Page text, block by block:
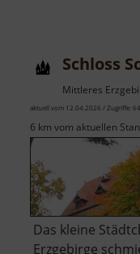
Schloss
Mittleres
aktuell vom 12.04.2026 / Zugriffe:
6 km vom aktuellen
Das kleine
Erzgebirge